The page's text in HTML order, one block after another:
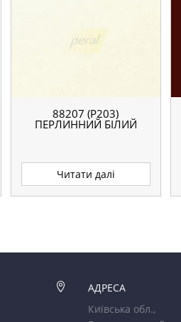
88207 (P203)
ПЕРЛИННИЙ БІЛИЙ
Читати далі

АДРЕСА
Київська обл.,